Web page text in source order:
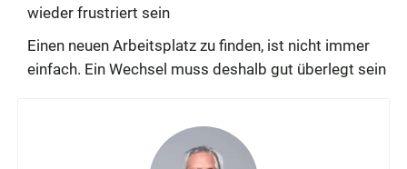
wieder frustriert sein
Einen neuen Arbeitsplatz zu finden, ist nicht immer
einfach. Ein Wechsel muss deshalb gut überlegt sein